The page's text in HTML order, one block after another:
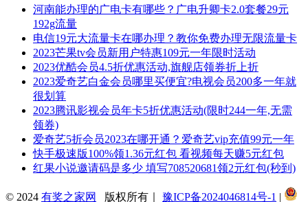
河南能办理的广电卡有哪些？广电升卿卡2.0套餐29元
192g流量
电信19元大流量卡在哪办理？教你免费办理无限流量卡
2023芒果tv会员新用户特惠109元一年限时活动
2023优酷会员4.5折优惠活动,旗舰店领券折上折
2023爱奇艺白金会员哪里买便宜?电视会员200多一年就
很划算
2023腾讯影视会员年卡5折优惠活动(限时244一年,无需
领券)
爱奇艺5折会员2023在哪开通？爱奇艺vip充值99元一年
快手极速版100%领1.36元红包 看视频每天赚5元红包
红果小说邀请码是多少 填写708520681领2元红包(秒到)
© 2024 有奖之家网 版权所有｜ 豫ICP备2024046814号-1 |